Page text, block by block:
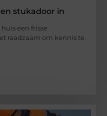
stukadoor in
een frisse
raadzaam om kennis te